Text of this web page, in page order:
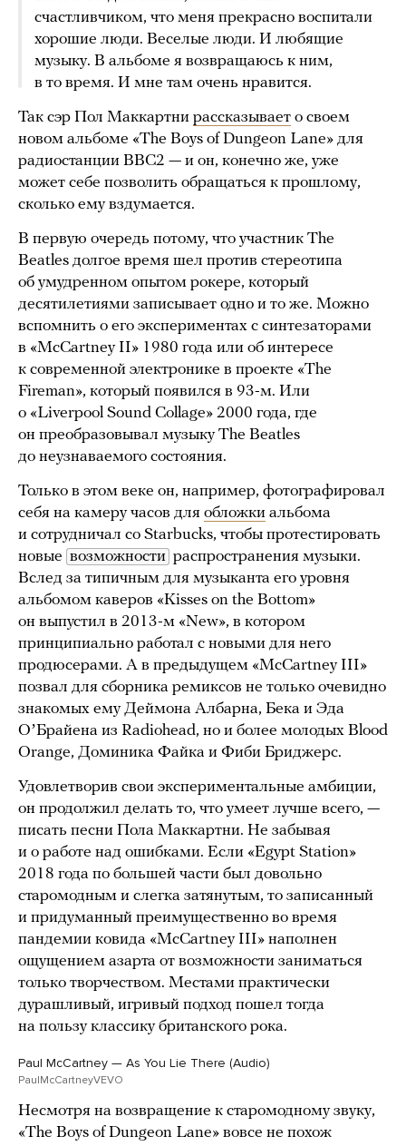
счастливчиком, что меня прекрасно воспитали
хорошие люди. Веселые люди. И любящие
музыку. В альбоме я возвращаюсь к ним,
в то время. И мне там очень нравится.
Так сэр Пол Маккартни рассказывает о своем
новом альбоме «The Boys of Dungeon Lane» для
радиостанции BBC2 — и он, конечно же, уже
может себе позволить обращаться к прошлому,
сколько ему вздумается.
В первую очередь потому, что участник The
Beatles долгое время шел против стереотипа
об умудренном опытом рокере, который
десятилетиями записывает одно и то же. Можно
вспомнить о его экспериментах с синтезаторами
в «McCartney II» 1980 года или об интересе
к современной электронике в проекте «The
Fireman», который появился в 93-м. Или
о «Liverpool Sound Collage» 2000 года, где
он преобразовывал музыку The Beatles
до неузнаваемого состояния.
Только в этом веке он, например, фотографировал
себя на камеру часов для обложки альбома
и сотрудничал со Starbucks, чтобы протестировать
новые возможности распространения музыки.
Вслед за типичным для музыканта его уровня
альбомом каверов «Kisses on the Bottom»
он выпустил в 2013-м «New», в котором
принципиально работал с новыми для него
продюсерами. А в предыдущем «McCartney III»
позвал для сборника ремиксов не только очевидно
знакомых ему Деймона Албарна, Бека и Эда
ОʼБрайена из Radiohead, но и более молодых Blood
Orange, Доминика Файка и Фиби Бриджерс.
Удовлетворив свои экспериментальные амбиции,
он продолжил делать то, что умеет лучше всего, —
писать песни Пола Маккартни. Не забывая
и о работе над ошибками. Если «Egypt Station»
2018 года по большей части был довольно
старомодным и слегка затянутым, то записанный
и придуманный преимущественно во время
пандемии ковида «McCartney III» наполнен
ощущением азарта от возможности заниматься
только творчеством. Местами практически
дурашливый, игривый подход пошел тогда
на пользу классику британского рока.
Paul McCartney — As You Lie There (Audio)
PaulMcCartneyVEVO
Несмотря на возвращение к старомодному звуку,
«The Boys of Dungeon Lane» вовсе не похож